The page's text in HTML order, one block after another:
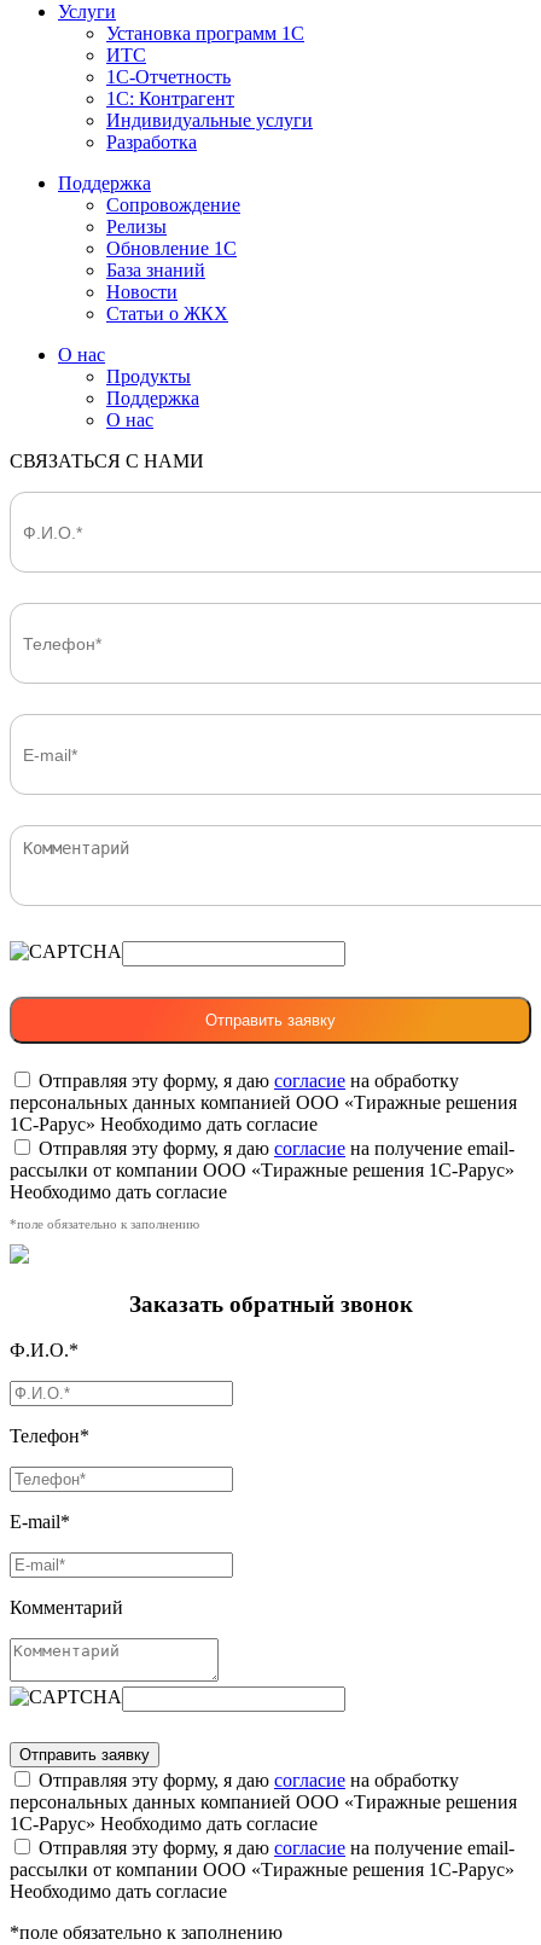
Услуги
Установка программ 1С
ИТС
1С-Отчетность
1С: Контрагент
Индивидуальные услуги
Разработка
Поддержка
Сопровождение
Релизы
Обновление 1С
База знаний
Новости
Статьи о ЖКХ
О нас
Продукты
Поддержка
О нас
СВЯЗАТЬСЯ С НАМИ
Отправляя эту форму, я даю согласие на обработку
персональных данных компанией ООО «Тиражные решения
1С-Рарус» Необходимо дать согласие
Отправляя эту форму, я даю согласие на получение email-
рассылки от компании ООО «Тиражные решения 1С-Рарус»
Необходимо дать согласие
*поле обязательно к заполнению
Заказать обратный звонок
Ф.И.О.*
Телефон*
E-mail*
Комментарий
Отправляя эту форму, я даю согласие на обработку
персональных данных компанией ООО «Тиражные решения
1С-Рарус» Необходимо дать согласие
Отправляя эту форму, я даю согласие на получение email-
рассылки от компании ООО «Тиражные решения 1С-Рарус»
Необходимо дать согласие
*поле обязательно к заполнению